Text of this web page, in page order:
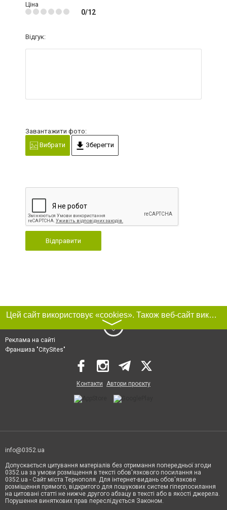
Ціна
0/12
Відгук:
Завантажити фото:
Вибрати
Зберегти
Відправити
Цей сайт використовує «cookies». Також веб-сайт використовує інтернет-сервіс для збору технічних даних стосовно відвідувачів з метою отримання маркетингової та статистичної інформації. Умови обробки даних відвідувачів сайту див.
〉
Реклама на сайті
Франшиза "CitySites"
Контакти Автори проєкту
info@0352.ua
Допускається цитування матеріалів без отримання попередньої згоди
0352.ua за умови розміщення в тексті обов'язкового посилання на
0352.ua - Сайт міста Тернополя. Для інтернет-видань обов'язкове
розміщення прямого, відкритого для пошукових систем гіперпосилання
на цитовані статті не нижче другого абзацу в тексті або в якості джерела.
Порушення виняткових прав переслідується Законом.